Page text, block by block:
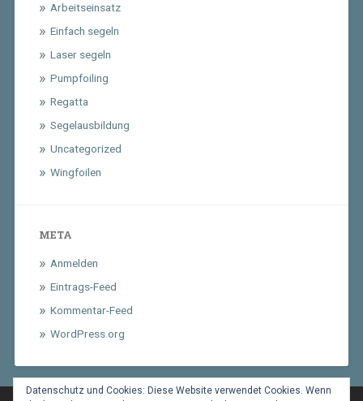
Arbeitseinsatz
Einfach segeln
Laser segeln
Pumpfoiling
Regatta
Segelausbildung
Uncategorized
Wingfoilen
META
Anmelden
Eintrags-Feed
Kommentar-Feed
WordPress.org
Datenschutz und Cookies: Diese Website verwendet Cookies. Wenn